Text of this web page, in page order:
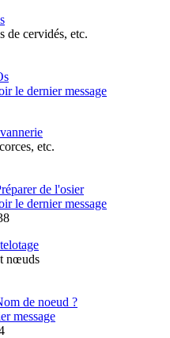
de cervidés, etc.
le dernier message
etc.
de l'osier
le dernier message
nœuds
de noeud ?
message